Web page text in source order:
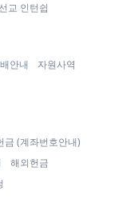
교 인턴쉽
안내
자원사역
금 (계좌번호안내)
해외헌금